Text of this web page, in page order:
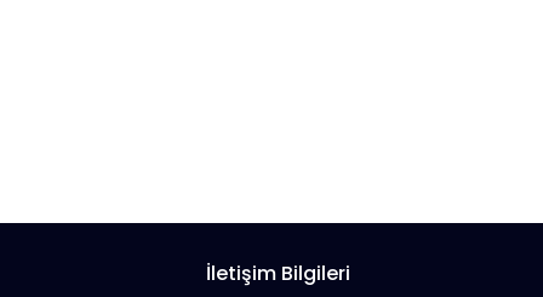
İletişim Bilgileri